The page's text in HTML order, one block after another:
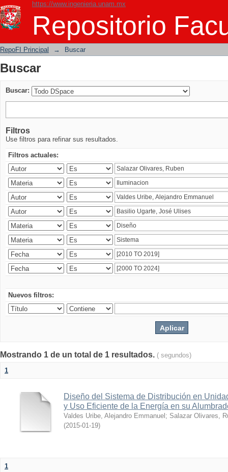
https://www.ingenieria.unam.mx
Repositorio
Buscar
RepoFI Principal → Buscar
Buscar
Buscar:
Filtros
Use filtros para refinar sus resultados.
Filtros actuales:
Nuevos filtros:
Mostrando 1 de un total de 1 resultados. ( segundos)
1
Diseño del Sistema de Distribución en
y Uso Eficiente de la Energía en su
Valdes Uribe, Alejandro Emmanuel ; Salazar Olivares,
(2015-01-19)
1